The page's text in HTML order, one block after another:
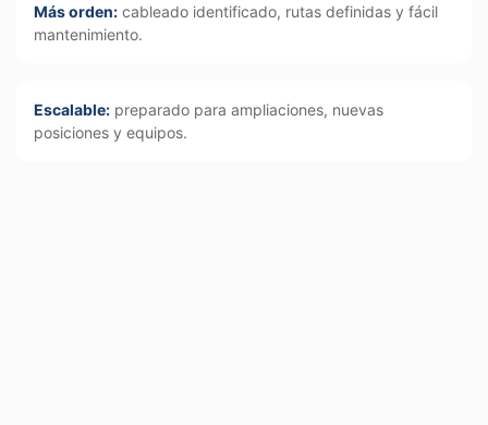
Más orden: cableado identificado, rutas definidas y fácil
mantenimiento.
Escalable: preparado para ampliaciones, nuevas
posiciones y equipos.